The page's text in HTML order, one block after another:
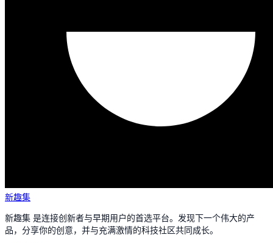
新趣集
新趣集 是连接创新者与早期用户的首选平台。发现下一个伟大的产
品，分享你的创意，并与充满激情的科技社区共同成长。